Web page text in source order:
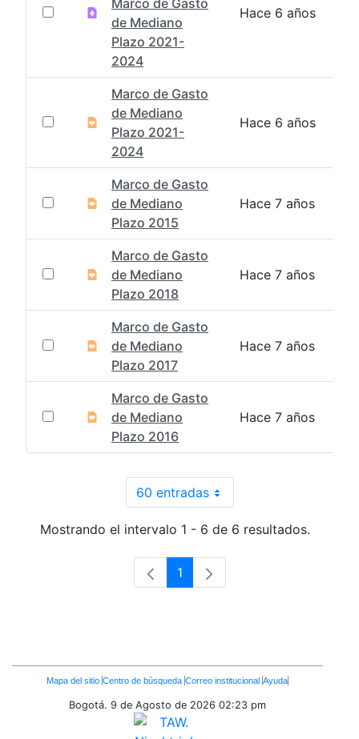
Marco de Gasto
de Mediano
Plazo 2021-
2024
Hace 6 años
Marco de Gasto
de Mediano
Plazo 2021-
2024
Hace 6 años
Marco de Gasto
de Mediano
Plazo 2015
Hace 7 años
Marco de Gasto
de Mediano
Plazo 2018
Hace 7 años
Marco de Gasto
de Mediano
Plazo 2017
Hace 7 años
Marco de Gasto
de Mediano
Plazo 2016
Hace 7 años
60 entradasPor página
Mostrando el intervalo 1 - 6 de 6 resultados.
Página
1
Enlaces
Inferiores
Mapa del sitio Centro de búsqueda Correo institucional Ayuda
Bogotá. 9 de Agosto de 2026 02:23 pm